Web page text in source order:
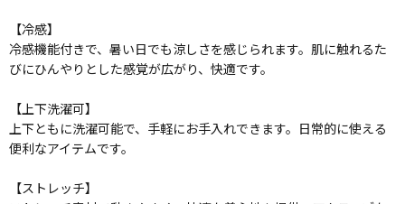
【冷感】
冷感機能付きで、暑い日でも涼しさを感じられます。肌に触れるた
びにひんやりとした感覚が広がり、快適です。
【上下洗濯可】
上下ともに洗濯可能で、手軽にお手入れできます。日常的に使える
便利なアイテムです。
【ストレッチ】